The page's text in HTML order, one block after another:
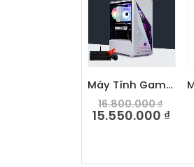
Máy Tính Gaming ITCOMS I5 12400F/RX560
16.800.000₫
15.550.000 ₫